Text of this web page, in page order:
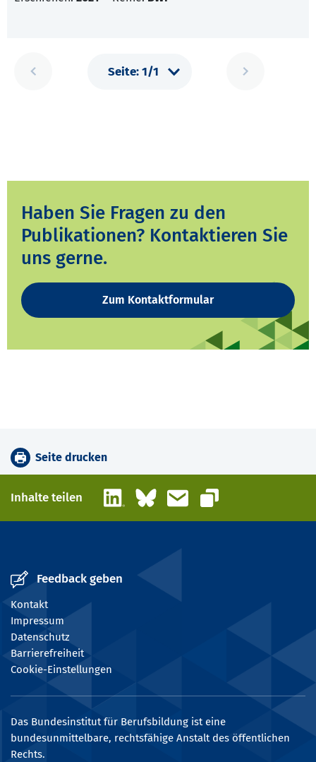
Haben Sie Fragen zu den
Publikationen? Kontaktieren Sie
uns gerne.
Zum Kontaktformular
Seite drucken
Inhalte teilen LinkedInBlueskyE-Mail
Link kopieren
Feedback geben
Kontakt
Impressum
Datenschutz
Barrierefreiheit
Cookie-Einstellungen
Das Bundesinstitut für Berufsbildung ist eine
bundesunmittelbare, rechtsfähige Anstalt des öffentlichen
Rechts.